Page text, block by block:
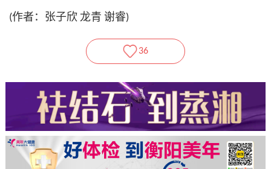
(作者：张子欣 龙青 谢睿)
36